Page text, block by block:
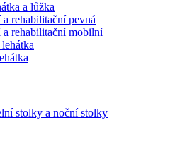
a lůžka
rehabilitační pevná
a rehabilitační mobilní
stolky a noční stolky